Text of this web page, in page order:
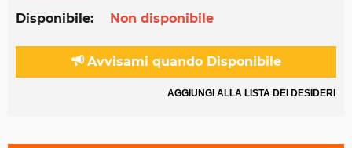
Disponibile: Non disponibile
Avvisami quando Disponibile
AGGIUNGI ALLA LISTA DEI DESIDERI